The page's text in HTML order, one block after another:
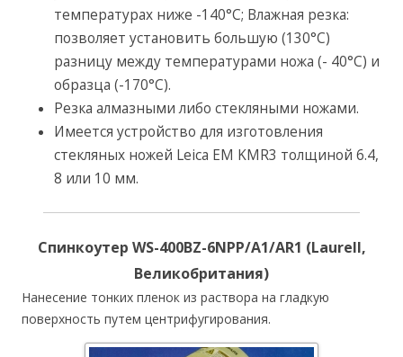
температурах ниже -140°C; Влажная резка:
позволяет установить большую (130°C)
разницу между температурами ножа (- 40°C) и
образца (-170°C).
Резка алмазными либо стекляными ножами.
Имеется устройство для изготовления
стекляных ножей Leica EM KMR3 толщиной 6.4,
8 или 10 мм.
Спинкоутер WS-400BZ-6NPP/A1/AR1 (Laurell,
Великобритания)
Нанесение тонких пленок из раствора на гладкую
поверхность путем центрифугирования.